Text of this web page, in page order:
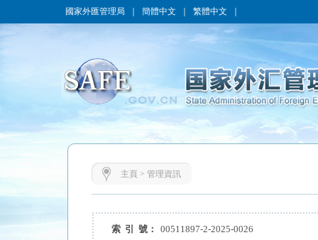
國家外匯管理局 簡體中文 繁體中文
主頁 > 管理資訊
索 引 號：
00511897-2-2025-0026